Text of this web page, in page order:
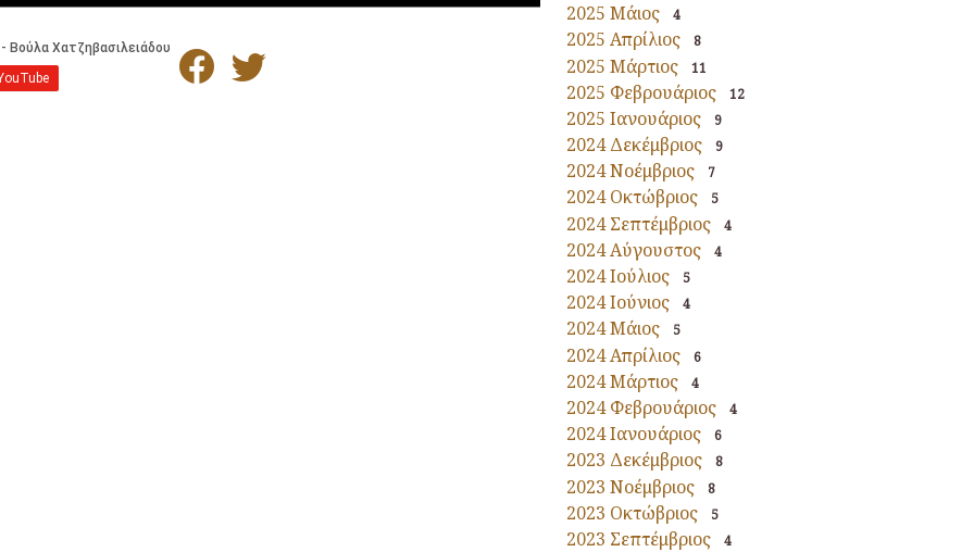
2025 Μάιος 4
2025 Απρίλιος 8
2025 Μάρτιος 11
2025 Φεβρουάριος 12
2025 Ιανουάριος 9
2024 Δεκέμβριος 9
2024 Νοέμβριος 7
2024 Οκτώβριος 5
2024 Σεπτέμβριος 4
2024 Αύγουστος 4
2024 Ιούλιος 5
2024 Ιούνιος 4
2024 Μάιος 5
2024 Απρίλιος 6
2024 Μάρτιος 4
2024 Φεβρουάριος 4
2024 Ιανουάριος 6
2023 Δεκέμβριος 8
2023 Νοέμβριος 8
2023 Οκτώβριος 5
2023 Σεπτέμβριος 4